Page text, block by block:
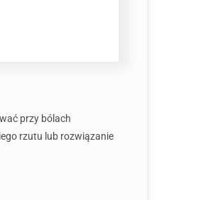
przy bólach
rzutu lub rozwiązanie